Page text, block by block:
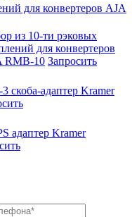
для конвертеров AJA
из 10-ти рэковых
для конвертеров
RMB-10 Запросить
скоба-адаптер Kramer
адаптер Kramer